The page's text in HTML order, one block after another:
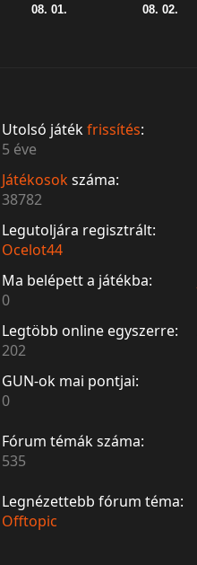
Utolsó játékfrissítés:
5 éve
Játékosokszáma:
38782
Legutoljára regisztrált:
Ocelot44
Ma belépett a játékba:
0
Legtöbb online egyszerre:
202
GUN-ok mai pontjai:
0
Fórum témák száma:
535
Legnézettebb fórum téma:
Offtopic